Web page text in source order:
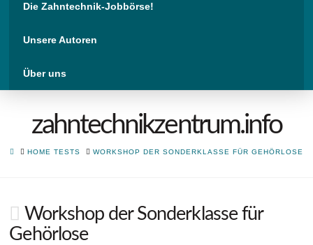
Die Zahntechnik-Jobbörse!
Unsere Autoren
Über uns
zahntechnikzentrum.info
HOMEHOME TESTS WORKSHOP DER SONDERKLASSE FÜR GEHÖRLOSE
Workshop der Sonderklasse für
Gehörlose